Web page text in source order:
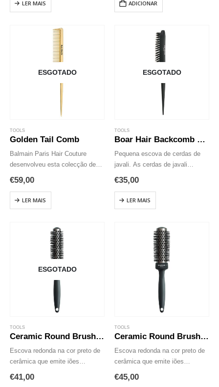
profissional. Um tributo muito
LER MAIS
profissional. Um tributo muito
ADICIONAR
ESGOTADO
TOOLS
Golden Tail Comb
Balmain Paris Hair Couture
desenvolveu esta colecção de
consiste em três pentes
específicos para uso
profissional. Um tributo muito
€59,00
LER MAIS
ESGOTADO
TOOLS
Boar Hair Backcomb Brush
Pequena escova de cerdas de
javali. As cerdas de javali
masagean o couro cabeludo e
extienden suavemente os óleos
naturais do cabelo. Fornece
€35,00
LER MAIS
ESGOTADO
TOOLS
Ceramic Round Brush 25mm
Escova redonda na cor preto de
cerâmica que emite iões
Escova Redonda profissional
€41,00
TOOLS
Ceramic Round Brush 33mm
Escova redonda na cor preto de
cerâmica que emite iões
Ceramic Round Brush 33 mm
€45,00